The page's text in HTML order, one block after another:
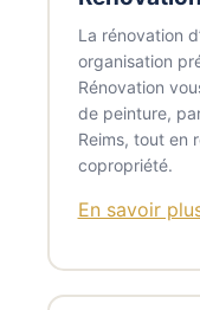
La rénovation
organisation
Rénovation
de peinture,
Reims, tout en
copropriété.
En savoir